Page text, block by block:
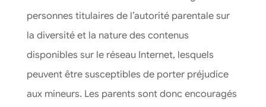
personnes titulaires de l’autorité parentale sur
la diversité et la nature des contenus
disponibles sur le réseau Internet, lesquels
peuvent être susceptibles de porter préjudice
aux mineurs. Les parents sont donc encouragés